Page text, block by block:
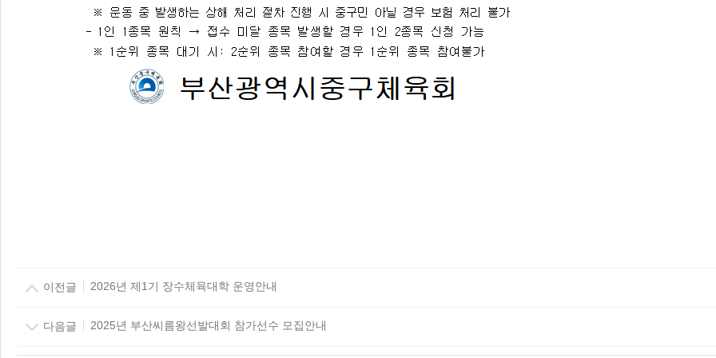
이전글 2026년 제1기 장수체육대학 운영안내
다음글 2025년 부산씨름왕선발대회 참가선수 모집안내